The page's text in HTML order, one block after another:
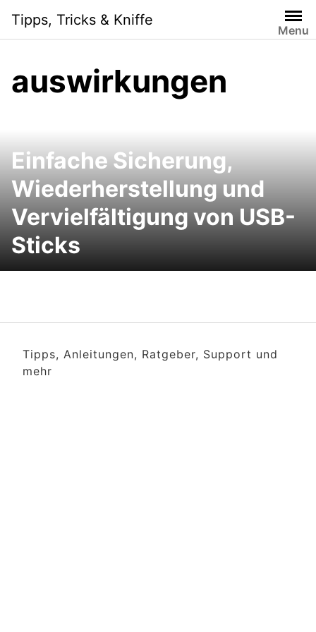
content
Tipps, Tricks & Kniffe
Menu
auswirkungen
Einfache Sicherung,
Wiederherstellung und
Vervielfältigung von USB-
Sticks
Tipps, Anleitungen, Ratgeber, Support und
mehr